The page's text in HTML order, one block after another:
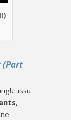
(Part
issu
,